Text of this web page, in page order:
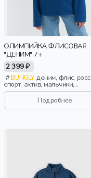
ОЛИМПИЙКА ФЛИСОВАЯ
"ДЕНИМ" 7+
2 399 ₽
BUNGLYденим, флис, россия,
спорт, актив, мальчики,
школьники, подростки, дети
Подробнее